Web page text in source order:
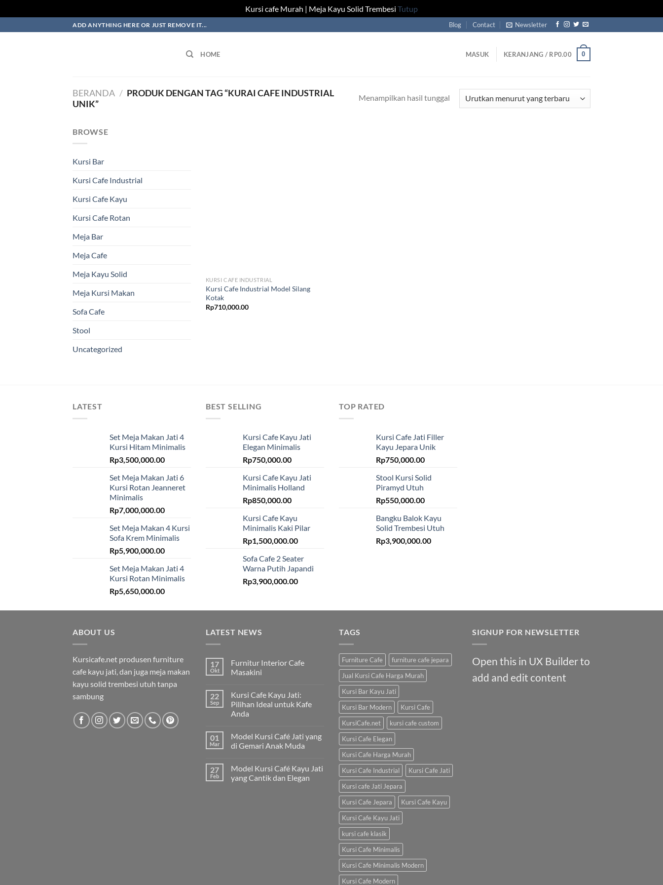
Kursi cafe Murah | Meja Kayu Solid Trembesi Tutup
to
ADD ANYTHING HERE OR JUST REMOVE IT... Blog Contact Newsletter
HOME MASUK KERANJANG / RP0.00 0
BERANDA / PRODUK DENGAN TAG “KURAI CAFE INDUSTRIAL
UNIK”
Menampilkan hasil tunggal
BROWSE
Kursi Bar
Kursi Cafe Industrial
Kursi Cafe Kayu
Kursi Cafe Rotan
Meja Bar
Meja Cafe
Meja Kayu Solid
Meja Kursi Makan
Sofa Cafe
Stool
Uncategorized
KURSI CAFE INDUSTRIAL
Kursi Cafe Industrial Model Silang
Kotak
Rp710,000.00
LATEST
Set Meja Makan Jati 4
Kursi Hitam Minimalis
Rp3,500,000.00
Set Meja Makan Jati 6
Kursi Rotan Jeanneret
Minimalis
Rp7,000,000.00
Set Meja Makan 4 Kursi
Sofa Krem Minimalis
Rp5,900,000.00
Set Meja Makan Jati 4
Kursi Rotan Minimalis
Rp5,650,000.00
BEST SELLING
Kursi Cafe Kayu Jati
Elegan Minimalis
Rp750,000.00
Kursi Cafe Kayu Jati
Minimalis Holland
Rp850,000.00
Kursi Cafe Kayu
Minimalis Kaki Pilar
Rp1,500,000.00
Sofa Cafe 2 Seater
Warna Putih Japandi
Rp3,900,000.00
TOP RATED
Kursi Cafe Jati Filler
Kayu Jepara Unik
Rp750,000.00
Stool Kursi Solid
Piramyd Utuh
Rp550,000.00
Bangku Balok Kayu
Solid Trembesi Utuh
Rp3,900,000.00
ABOUT US
Kursicafe.net produsen furniture
cafe kayu jati, dan juga meja makan
kayu solid trembesi utuh tanpa
sambung
LATEST NEWS
17
Okt
Furnitur Interior Cafe
Masakini
22
Sep
Kursi Cafe Kayu Jati:
Pilihan Ideal untuk Kafe
Anda
01
Mar
Model Kursi Café Jati yang
di Gemari Anak Muda
27
Feb
Model Kursi Café Kayu Jati
yang Cantik dan Elegan
TAGS
Furniture Cafe
furniture cafe jepara
Jual Kursi Cafe Harga Murah
Kursi Bar Kayu Jati
Kursi Bar Modern
Kursi Cafe
KursiCafe.net
kursi cafe custom
Kursi Cafe Elegan
Kursi Cafe Harga Murah
Kursi Cafe Industrial
Kursi Cafe Jati
Kursi cafe Jati Jepara
Kursi Cafe Jepara
Kursi Cafe Kayu
Kursi Cafe Kayu Jati
kursi cafe klasik
Kursi Cafe Minimalis
Kursi Cafe Minimalis Modern
Kursi Cafe Modern
SIGNUP FOR NEWSLETTER
Open this in UX Builder to
add and edit content